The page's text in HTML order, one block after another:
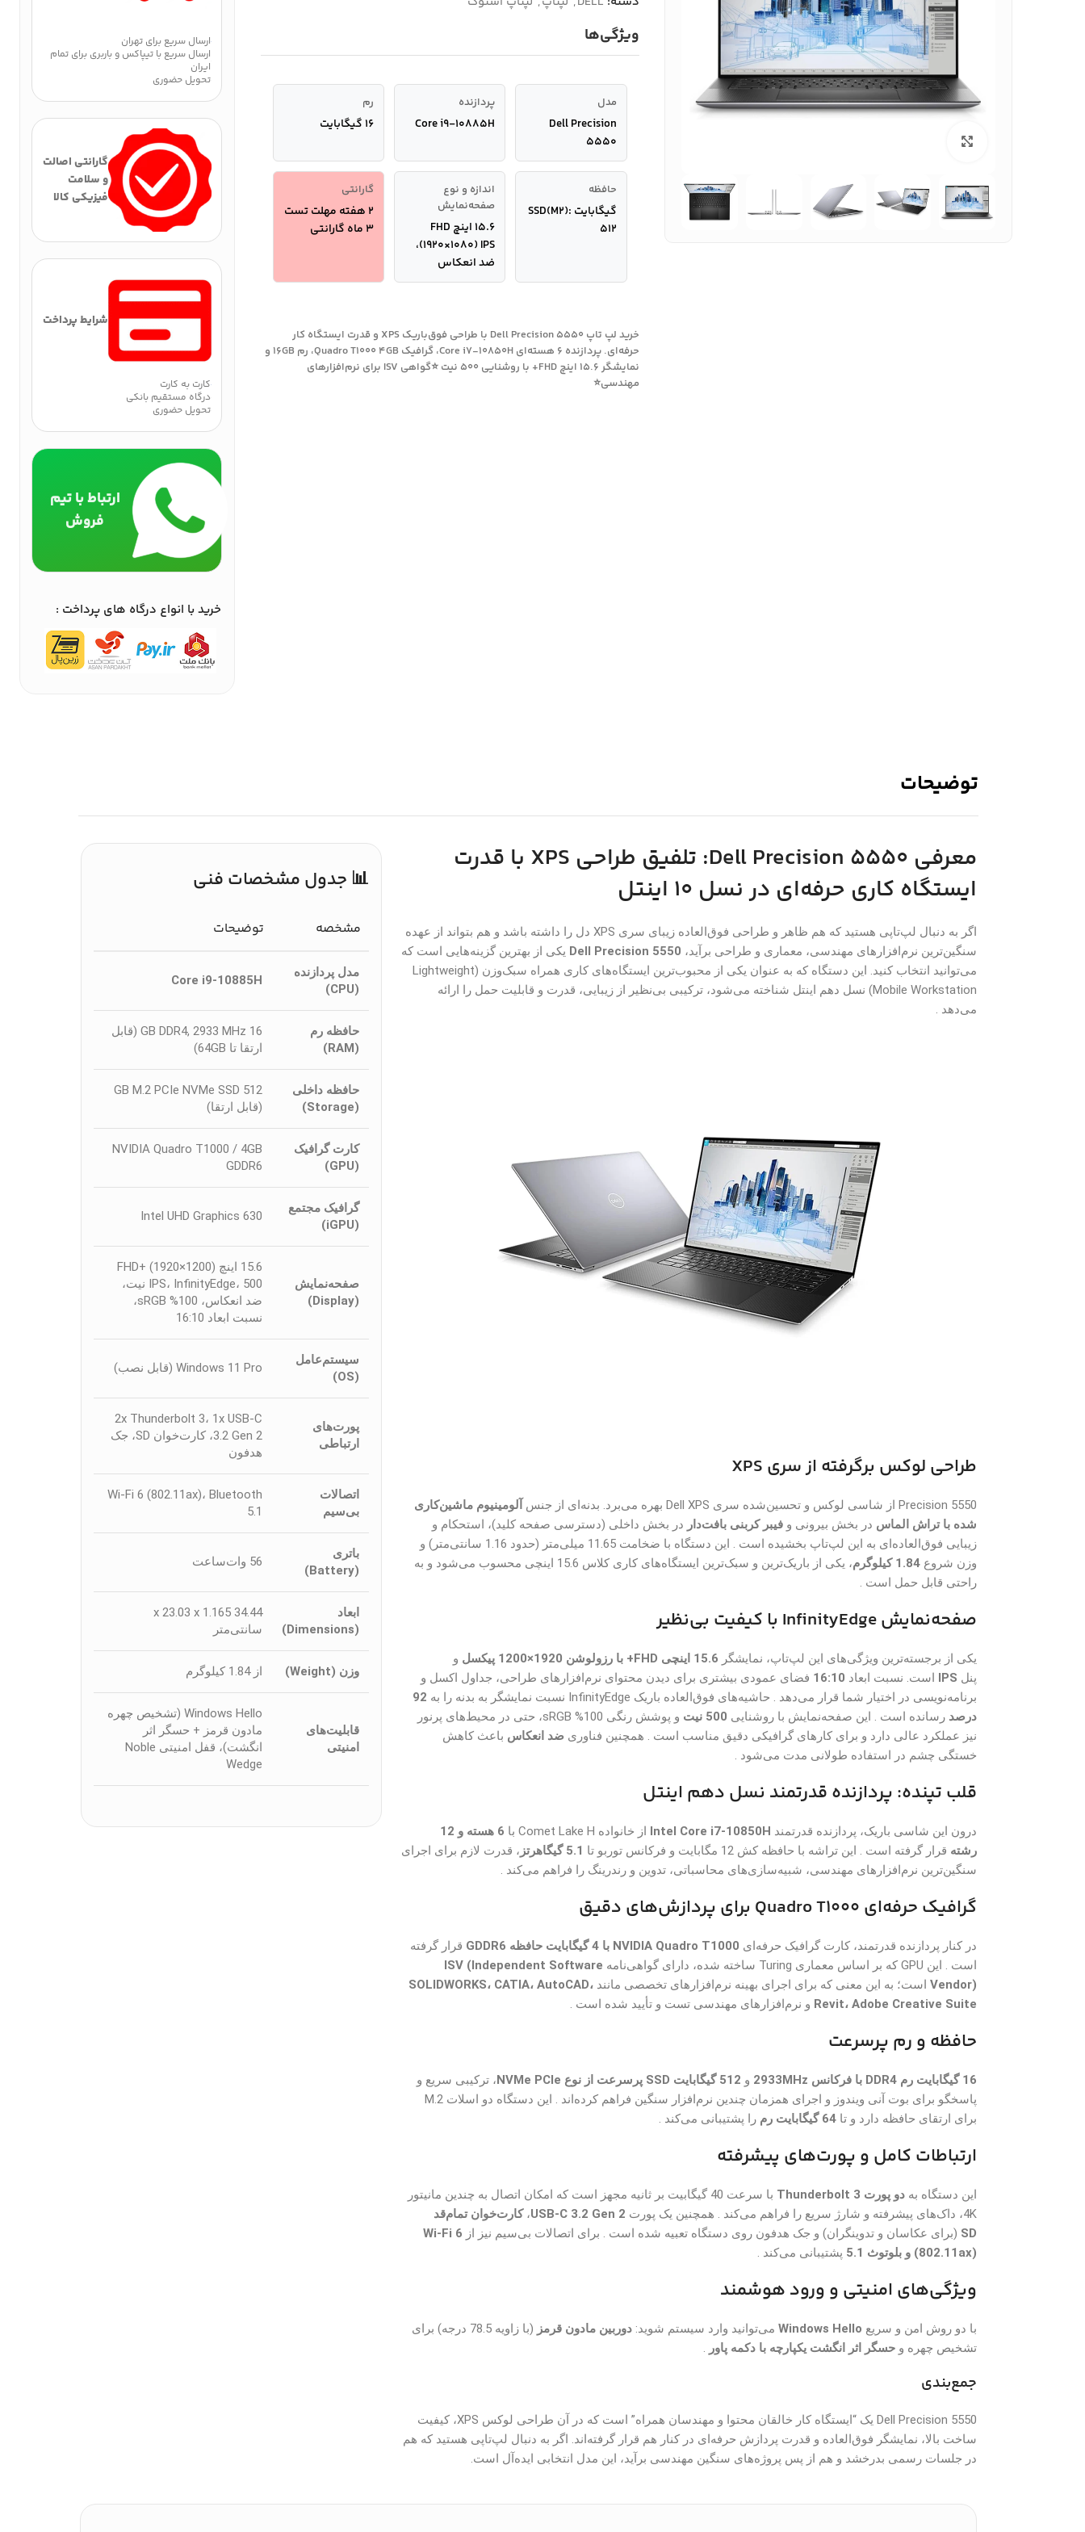
ویژگی‌ها
مدل
Dell Precision
5550
پردازنده
Core i9-10885H
رم
16 گیگابایت
حافظه
گیگابایت SSD(M2):
512
اندازه و نوع
صفحه‌نمایش
15.6 اینچ FHD
(1920×1080) IPS،
ضد انعکاس
گارانتی
2 هفته مهلت تست
3 ماه گارانتی
خرید لپ تاپ Dell Precision 5550 با طراحی فوق‌باریک XPS و قدرت ایستگاه کار
حرفه‌ای. پردازنده 6 هسته‌ای Core i7-10850H، گرافیک Quadro T1000 4GB، رم 16GB و
نمایشگر 15.6 اینچ FHD+ با روشنایی 500 نیت ⭐گواهی ISV برای نرم‌افزارهای
مهندسی⭐
ارسال سریع برای تهران
ارسال سریع با تیپاکس و باربری برای تمام
ایران
تحویل حضوری
گارانتی اصالت
و سلامت
فیزیکی کالا
شرایط پرداخت
کارت به کارت
درگاه مستقیم بانکی
تحویل حضوری
ارتباط با تیم
فروش
خرید با انواع درگاه های پرداخت :
توضیحات
معرفی Dell Precision 5550: تلفیق طراحی XPS با قدرت
ایستگاه کاری حرفه‌ای در نسل 10 اینتل
اگر به دنبال لپ‌تاپی هستید که هم ظاهر و طراحی فوق‌العاده زیبای سری XPS دل را داشته باشد و هم بتواند از عهده
سنگین‌ترین نرم‌افزارهای مهندسی، معماری و طراحی برآید، Dell Precision 5550 یکی از بهترین گزینه‌هایی است که
می‌توانید انتخاب کنید. این دستگاه که به عنوان یکی از محبوب‌ترین ایستگاه‌های کاری همراه سبک‌وزن (Lightweight
Mobile Workstation) نسل دهم اینتل شناخته می‌شود، ترکیبی بی‌نظیر از زیبایی، قدرت و قابلیت حمل را ارائه
می‌دهد .
طراحی لوکس برگرفته از سری XPS
Precision 5550 از شاسی لوکس و تحسین‌شده سری Dell XPS بهره می‌برد. بدنه‌ای از جنس
آلومینیوم ماشین‌کاری
شده با تراش الماس در بخش بیرونی و فیبر کربنی بافت‌دار در بخش داخلی (دسترسی صفحه کلید)، استحکام و
زیبایی فوق‌العاده‌ای به این لپ‌تاپ بخشیده است . این دستگاه با ضخامت 11.65 میلی‌متر (حدود 1.16 سانتی‌متر) و
وزن شروع 1.84 کیلوگرم
، یکی از باریک‌ترین و سبک‌ترین ایستگاه‌های کاری کلاس 15.6 اینچی محسوب می‌شود و به
راحتی قابل حمل است .
صفحه‌نمایش InfinityEdge با کیفیت بی‌نظیر
یکی از برجسته‌ترین ویژگی‌های این لپ‌تاپ، نمایشگر 15.6 اینچی FHD+ با رزولوشن 1920×1200 پیکسل
و
پنل IPS است. نسبت ابعاد 16:10 فضای عمودی بیشتری برای دیدن محتوای نرم‌افزارهای طراحی، جداول اکسل و
برنامه‌نویسی در اختیار شما قرار می‌دهد . حاشیه‌های فوق‌العاده باریک InfinityEdge نسبت نمایشگر به بدنه را به
92
درصد رسانده است . این صفحه‌نمایش با روشنایی 500 نیت
و پوشش رنگی 100% sRGB، حتی در محیط‌های پرنور
نیز عملکرد عالی دارد و برای کارهای گرافیکی دقیق مناسب است . همچنین فناوری ضد انعکاس باعث کاهش
خستگی چشم در استفاده طولانی مدت می‌شود .
قلب تپنده: پردازنده قدرتمند نسل دهم اینتل
درون این شاسی باریک، پردازنده قدرتمند Intel Core i7-10850H از خانواده Comet Lake H با
6 هسته و 12
رشته قرار گرفته است . این تراشه با حافظه کش 12 مگابایت و فرکانس توربو تا 5.1 گیگاهرتز
، قدرت لازم برای اجرای
سنگین‌ترین نرم‌افزارهای مهندسی، شبیه‌سازی‌های محاسباتی، تدوین و رندرینگ را فراهم می‌کند .
گرافیک حرفه‌ای Quadro T1000 برای پردازش‌های دقیق
در کنار پردازنده قدرتمند، کارت گرافیک حرفه‌ای NVIDIA Quadro T1000 با 4 گیگابایت حافظه GDDR6
قرار گرفته
است . این GPU که بر اساس معماری Turing ساخته شده، دارای گواهی‌نامه
ISV (Independent Software
Vendor) است؛ به این معنی که برای اجرای بهینه نرم‌افزارهای تخصصی مانند SOLIDWORKS، CATIA، AutoCAD،
Revit، Adobe Creative Suite و نرم‌افزارهای مهندسی تست و تأیید شده است .
حافظه و رم پرسرعت
16 گیگابایت رم DDR4 با فرکانس 2933MHz و 512 گیگابایت SSD پرسرعت از نوع NVMe PCIe
، ترکیبی سریع و
پاسخگو برای بوت آنی ویندوز و اجرای همزمان چندین نرم‌افزار سنگین فراهم کرده‌اند . این دستگاه دو اسلات M.2
برای ارتقای حافظه دارد و تا 64 گیگابایت رم را پشتیبانی می‌کند .
ارتباطات کامل و پورت‌های پیشرفته
این دستگاه به دو پورت Thunderbolt 3
با سرعت 40 گیگابیت بر ثانیه مجهز است که امکان اتصال به چندین مانیتور
4K، داک‌های پیشرفته و شارژ سریع را فراهم می‌کند . همچنین یک پورت
USB-C 3.2 Gen 2،کارت‌خوان تمام‌قد
SD (برای عکاسان و تدوینگران) و جک هدفون روی دستگاه تعبیه شده است . برای اتصالات بی‌سیم نیز از Wi-Fi 6
(802.11ax) و بلوتوث 5.1
پشتیبانی می‌کند .
ویژگی‌های امنیتی و ورود هوشمند
با دو روش امن و سریع Windows Hello می‌توانید وارد سیستم شوید: دوربین مادون قرمز
(با زاویه 78.5 درجه) برای
تشخیص چهره و حسگر اثر انگشت یکپارچه با دکمه پاور
جمع‌بندی
Dell Precision 5550 یک “ایستگاه کار خالقان محتوا و مهندسان همراه” است که در آن طراحی لوکس XPS، کیفیت
ساخت بالا، نمایشگر فوق‌العاده و قدرت پردازش حرفه‌ای در کنار هم قرار گرفته‌اند. اگر به دنبال لپ‌تاپی هستید که هم
در جلسات رسمی بدرخشد و هم از پس پروژه‌های سنگین مهندسی برآید، این مدل انتخابی ایده‌آل است.
📊 جدول مشخصات فنی
مشخصه توضیحات
مدل پردازنده
(CPU)
Core i9-10885H
حافظه رم
(RAM)
16 GB DDR4, 2933 MHz (قابل
ارتقا تا 64GB)
حافظه داخلی
(Storage)
512 GB M.2 PCIe NVMe SSD
(قابل ارتقا)
کارت گرافیک
(GPU)
NVIDIA Quadro T1000 / 4GB
GDDR6
گرافیک مجتمع
(iGPU)
Intel UHD Graphics 630
صفحه‌نمایش
(Display)
15.6 اینچ FHD+ (1920×1200)
IPS، InfinityEdge، 500 نیت،
ضد انعکاس، 100% sRGB،
نسبت ابعاد 16:10
سیستم‌عامل
(OS)
Windows 11 Pro (قابل نصب)
پورت‌های
ارتباطی
2x Thunderbolt 3، 1x USB-C
3.2 Gen 2، کارت‌خوان SD، جک
هدفون
اتصالات
بی‌سیم
Wi-Fi 6 (802.11ax)، Bluetooth
5.1
باتری
(Battery)
56 وات‌ساعت
ابعاد
(Dimensions)
34.44 x 23.03 x 1.165
سانتی‌متر
وزن (Weight) از 1.84 کیلوگرم
قابلیت‌های
امنیتی
Windows Hello (تشخیص چهره
مادون قرمز + حسگر اثر
انگشت)، قفل امنیتی Noble
Wedge